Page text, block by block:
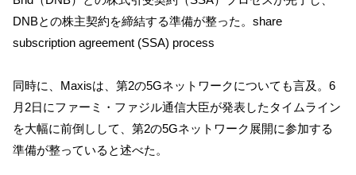
DNBとの株主契約を締結する準備が整った。share
subscription agreement (SSA) process
同時に、Maxisは、第2の5Gネットワークについても言及。6
月2日にファーミ・ファジル通信大臣が発表したタイムライン
を大幅に前倒しして、第2の5Gネットワーク展開に参加する
準備が整っていると述べた。